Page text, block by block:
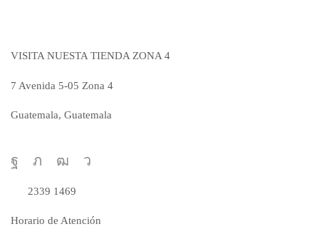
VISITA NUESTA TIENDA ZONA 4
7 Avenida 5-05 Zona 4
Guatemala, Guatemala
Facebook
TwitterYoutubeTelegram
Realiza tus pedidos al número
2339 1469
Horario de Atención